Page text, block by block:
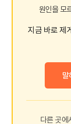
원인을 모
지금 바로 제
다른 곳에